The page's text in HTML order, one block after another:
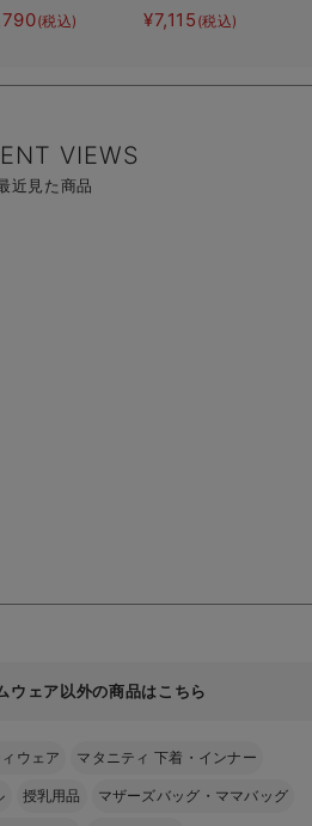
袖ネグリジ
タニティ・授
(税込)
アード3WAYワンピ
ース＆産後も使える
¥7,115 (税込)
VIEWS
近見た商品
ウェア以外の商品はこちら
ウェア マタニティ 下着・インナー
授乳用品 マザーズバッグ・ママバッグ